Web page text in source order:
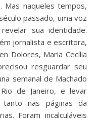
Mas naqueles tempos,
passado, uma voz
sua identidade.
jornalista e escritora,
Dolores, Maria Cecília
resguardar seu
semanal de Machado
de Janeiro, e levar
tanto nas páginas da
Foram incalculáveis